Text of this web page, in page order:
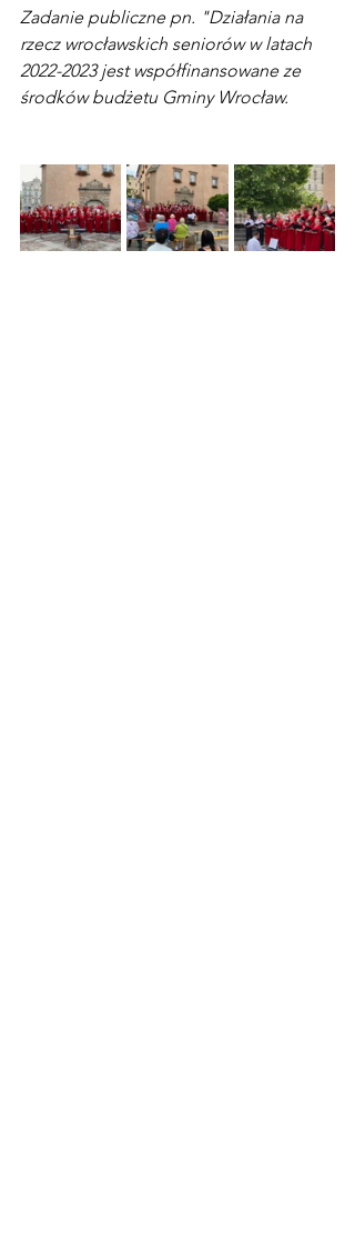
Zadanie publiczne pn. "Działania na
rzecz wrocławskich seniorów w latach
2022-2023 jest współfinansowane ze
środków budżetu Gminy Wrocław.